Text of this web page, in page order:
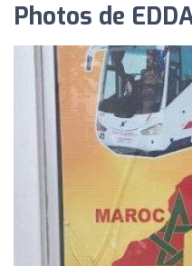
Photos de